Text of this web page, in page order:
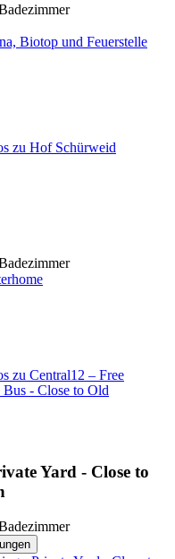
Biotop und Feuerstelle
zu Hof Schürweid
zu Central12 – Free
- Close to Old
Yard - Close to